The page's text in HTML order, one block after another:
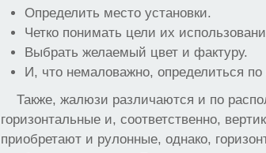
Определить место установки.
Четко понимать цели их
Выбрать желаемый цвет и фактуру.
И, что немаловажно, определиться по
Также, жалюзи различаются и по
горизонтальные и, соответственно,
приобретают и рулонные, однако,